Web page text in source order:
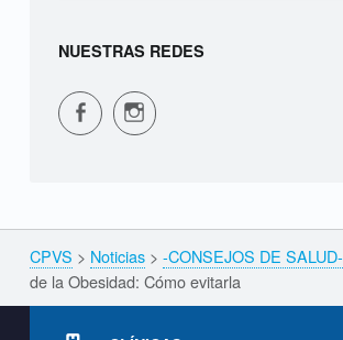
NUESTRAS REDES
CPVS en Facebook CPVS en Instagram
Breadcrumbs navigation
CPVS > Noticias> -CONSEJOS DE SALUD-
de la Obesidad: Cómo evitarla